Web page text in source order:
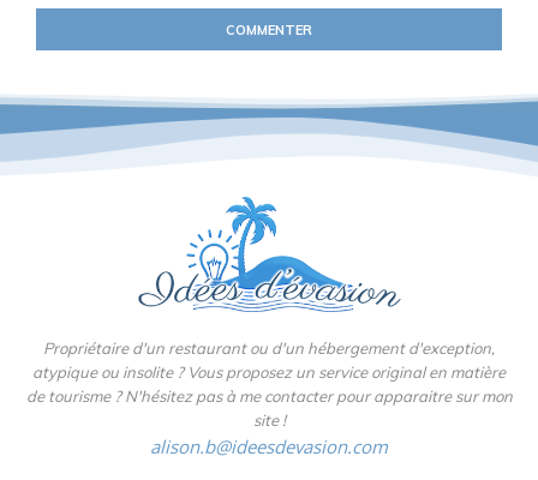
Propriétaire d'un restaurant ou d'un hébergement d'exception,
atypique ou insolite ? Vous proposez un service original en matière
de tourisme ? N'hésitez pas à me contacter pour apparaitre sur mon
site !
alison.b@ideesdevasion.com